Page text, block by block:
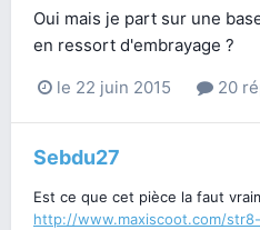
Oui mais je part sur une
en ressort d'embrayage ?
le 22 juin 2015 20
Sebdu27
Est ce que cet pièce la faut
http://www.maxiscoot.com/